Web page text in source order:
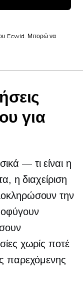
Ecwid. Μπορώ να
για
— τι είναι η
η διαχείριση
την
χωρίς ποτέ
παρεχόμενης